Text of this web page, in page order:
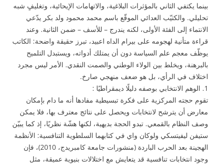
بينما يكتفي الثاني بالمؤثرات البلاغية، والاتهامات الإيحائية، وتغليفٍ شبه
تحليلي. والكتيّب العدائي الموقّع باسم محمد محمود ولد بكر يدّعي
الانتماء إلى الفئة الأولى، لكنه يندرج – للأسف – ضمن الثانية. وعند
قراءة متأنية لهجومه على بيرام الداه اعبيد، تبرز حقيقة واضحة: الكاتب
يوظّف معجم علم السياسة دون أن يمتلك أدواته، ويستبدل التلميح
بالبرهنة، ويخلط بين الولاء الوطني والصمت النقدي. الأمر ليس مجرد
اختلاف في الرأي، بل هو ضعف منهجي صارخ.
1. الوهم الانتخابي بوصفه دليلًا ديمقراطيًا :
تقوم حجته المركزية على فكرة تبسيطية مفادها أنه ما دام بإمكان
معارض أن يترشح لانتخابات ويحصل على نتائج معترف بها، فلا يمكن
وصف النظام بالقمعي. تبدو الحجة بديهية، لكنها هشّة نظريًا، إذ كما يبيّن
ستيفن ليفيتسكي ولوكان واي في كتابهما السلطوية التنافسية: الأنظمة
الهجينة بعد الحرب الباردة (منشورات جامعة كامبريدج، 2010)، فإن
وجود انتخابات تنافسية قد يتعايش مع اختلالات بنيوية عميقة، مثل